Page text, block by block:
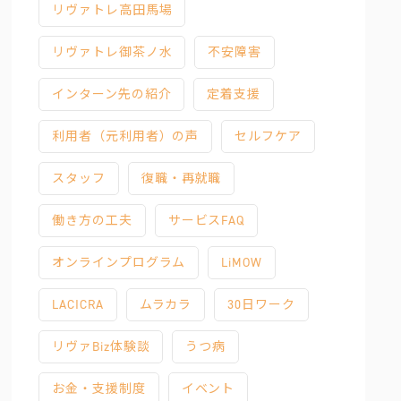
リヴァトレ高田馬場
リヴァトレ御茶ノ水 不安障害
インターン先の紹介 定着支援
利用者（元利用者）の声 セルフケア
スタッフ 復職・再就職
働き方の工夫 サービスFAQ
オンラインプログラム LiMOW
LACICRA ムラカラ 30日ワーク
リヴァBiz体験談 うつ病
お金・支援制度 イベント